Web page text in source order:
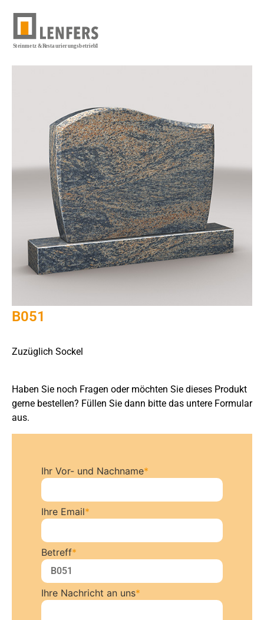
B051
Zuzüglich Sockel
Haben Sie noch Fragen oder möchten Sie dieses Produkt
gerne bestellen? Füllen Sie dann bitte das untere Formular
aus.
Ihr Vor- und Nachname*
Ihre Email*
Betreff*
Ihre Nachricht an uns*